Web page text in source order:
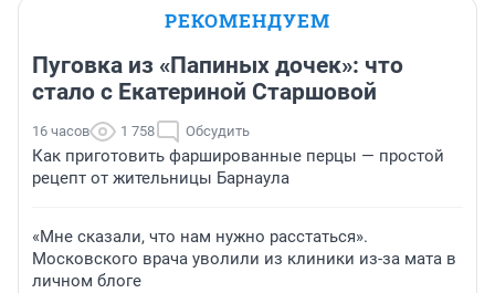
РЕКОМЕНДУЕМ
Пуговка из «Папиных дочек»: что
стало с Екатериной Старшовой
16 часов 1 758 Обсудить
Как приготовить фаршированные перцы — простой
рецепт от жительницы Барнаула
«Мне сказали, что нам нужно расстаться».
Московского врача уволили из клиники из-за мата в
личном блоге